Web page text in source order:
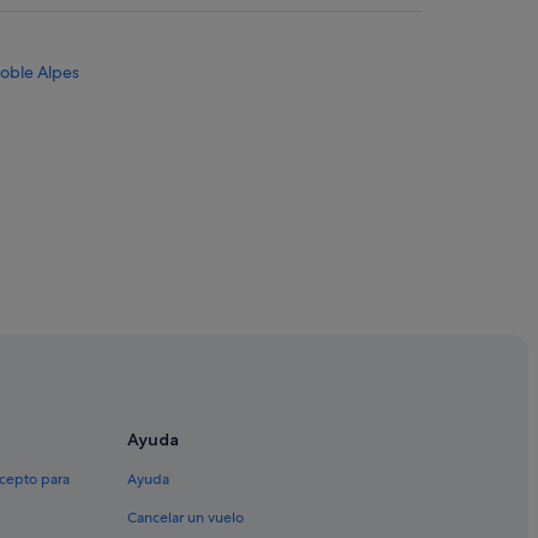
Alpes
para
Ayuda
Ayuda
Cancelar un vuelo